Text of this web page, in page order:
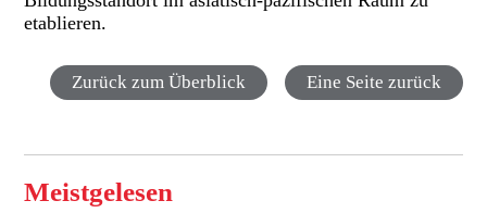
etablieren.
Zurück zum Überblick Eine Seite zurück
Meistgelesen